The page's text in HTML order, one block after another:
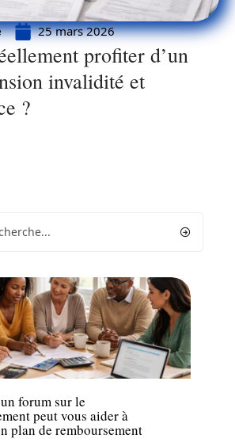
25 mars 2026
profiter d’un
invalidité et
?
forum sur le
peut vous aider à
plan de remboursement